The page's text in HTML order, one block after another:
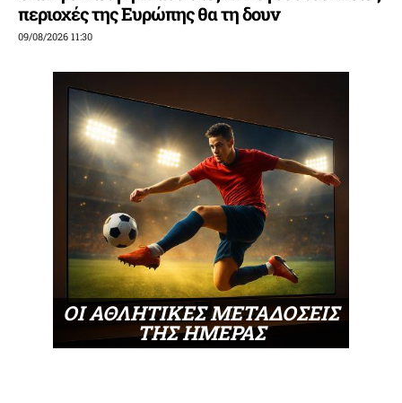
περιοχές της Ευρώπης θα τη δουν
09/08/2026 11:30
ΟΙ ΑΘΛΗΤΙΚΕΣ ΜΕΤΑΔΟΣΕΙΣ
ΤΗΣ ΗΜΕΡΑΣ